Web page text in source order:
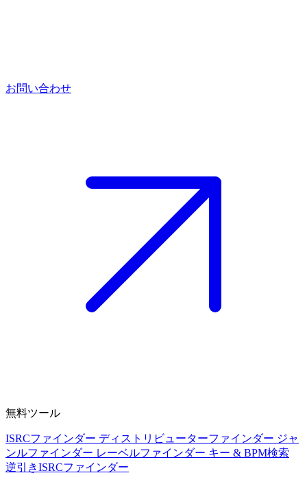
お問い合わせ
無料ツール
ISRCファインダー ディストリビューターファインダー ジャ
ンルファインダー レーベルファインダー キー & BPM検索
逆引きISRCファインダー